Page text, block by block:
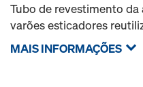
Tubo de revestimento
varões esticadores
MAIS INFORMAÇÕES